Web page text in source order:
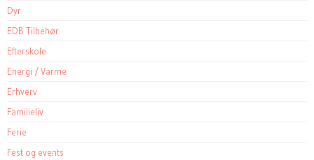
Dyr
EDB Tilbehør
Efterskole
Energi / Varme
Erhverv
Familieliv
Ferie
Fest og events